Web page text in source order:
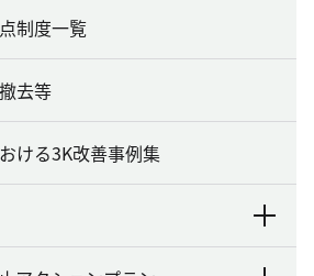
制度一覧
去等
ける3K改善事例集